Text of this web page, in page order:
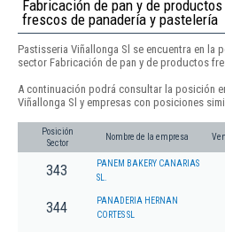
Fabricación de pan y de productos
frescos de panadería y pastelería
Pastisseria Viñallonga Sl se encuentra en la
sector Fabricación de pan y de productos
A continuación podrá consultar la posición
Viñallonga Sl y empresas con posiciones
Posición
Sector
Nombre de la empresa
343
PANEM BAKERY CANARIAS
SL.
344
PANADERIA HERNAN
CORTES SL